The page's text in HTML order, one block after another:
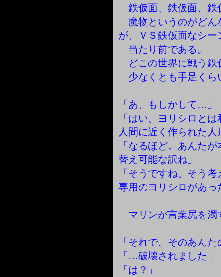
鉄仮面、鉄仮面、
魔物というのがどん
が、ＶＳ鉄仮面なシ
当たり前である。
どこの世界に戦う鉄
少なくとも手足く
「あ、もしかして…」
「はい、ヨリシロと
人間に近く作られた人
「なるほど。あんた
替え可能な訳ね」
「そうですね。そう
専用のヨリシロがあ
マリンが言葉尻を濁
「それで、そのあん
「…破壊されました」
「は？」